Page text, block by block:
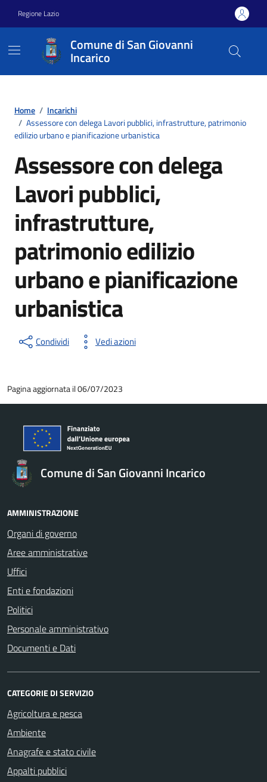
Regione Lazio
Comune di San Giovanni
Incarico
Home / Incarichi
/ Assessore con delega Lavori pubblici, infrastrutture, patrimonio
edilizio urbano e pianificazione urbanistica
Assessore con delega
Lavori pubblici,
infrastrutture,
patrimonio edilizio
urbano e pianificazione
urbanistica
Condividi Vedi azioni
Pagina aggiornata il 06/07/2023
Comune di San Giovanni Incarico
AMMINISTRAZIONE
Organi di governo
Aree amministrative
Uffici
Enti e fondazioni
Politici
Personale amministrativo
Documenti e Dati
CATEGORIE DI SERVIZIO
Agricoltura e pesca
Ambiente
Anagrafe e stato civile
Appalti pubblici